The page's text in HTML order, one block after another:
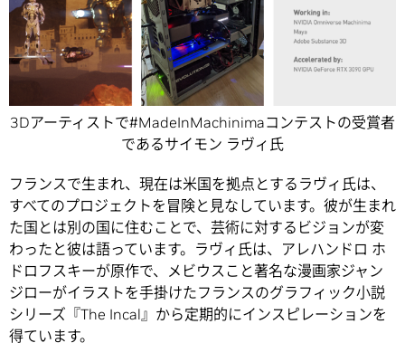
3Dアーティストで#MadeInMachinimaコンテストの受賞者
であるサイモン ラヴィ氏
フランスで生まれ、現在は米国を拠点とするラヴィ氏は、
すべてのプロジェクトを冒険と見なしています。彼が生まれ
た国とは別の国に住むことで、芸術に対するビジョンが変
わったと彼は語っています。ラヴィ氏は、アレハンドロ ホ
ドロフスキーが原作で、メビウスこと著名な漫画家ジャン
ジローがイラストを手掛けたフランスのグラフィック小説
シリーズ『The Incal』から定期的にインスピレーションを
得ています。